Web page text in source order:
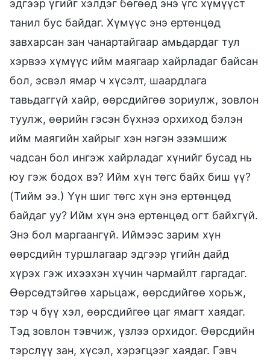
эдгээр үгийг хэлдэг бөгөөд энэ үгс хүмүүст
танил бус байдаг. Хүмүүс энэ ертөнцөд
завхарсан зан чанартайгаар амьдардаг тул
хэрвээ хүмүүс ийм маягаар хайрладаг байсан
бол, эсвэл ямар ч хүсэлт, шаардлага
тавьдаггүй хайр, өөрсдийгөө зориулж, зовлон
туулж, өөрийн гэсэн бүхнээ орхиход бэлэн
ийм маягийн хайрыг хэн нэгэн эзэмшиж
чадсан бол ингэж хайрладаг хүнийг бусад нь
юу гэж бодох вэ? Ийм хүн төгс байх биш үү?
(Тийм ээ.) Үүн шиг төгс хүн энэ ертөнцөд
байдаг уу? Ийм хүн энэ ертөнцөд огт байхгүй.
Энэ бол маргаангүй. Иймээс зарим хүн
өөрсдийн туршлагаар эдгээр үгийн дайд
хүрэх гэж ихээхэн хүчин чармайлт гаргадаг.
Өөрсөдтэйгөө харьцаж, өөрсдийгөө хорьж,
тэр ч бүү хэл, өөрсдийгөө цаг ямагт хаядаг.
Тэд зовлон тэвчиж, үзлээ орхидог. Өөрсдийн
тэрслүү зан, хүсэл, хэрэгцээг хаядаг. Гэвч